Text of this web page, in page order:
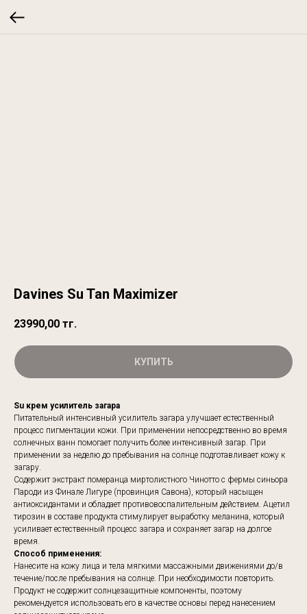
Davines Su Tan Maximizer
23990,00 тг.
КУПИТЬ
Su крем усилитель загара
Питательный интенсивный усилитель загара улучшает естественный
процесс пигментации кожи. При применении непосредственно во время
солнечных ванн помогает получить более интенсивный загар. При
применении за неделю до пребывания на солнце подготавливает кожу к
загару.
Содержит экстракт померанца миртолистного Чинотто с фермы синьора
Пароди из Финале Лигуре (провинция Савона), который насыщен
антиоксидантами и обладает противовоспалительным действием. Ацетил
тирозин в составе продукта стимулирует выработку меланина, который
усиливает естественный процесс загара и сохраняет загар на долгое
время.
Способ применения:
Нанесите на кожу лица и тела мягкими массажными движениями до/в
течение/после пребывания на солнце. При необходимости повторить.
Продукт не содержит солнцезащитные компоненты, поэтому
рекомендуется использовать его в качестве основы перед нанесением